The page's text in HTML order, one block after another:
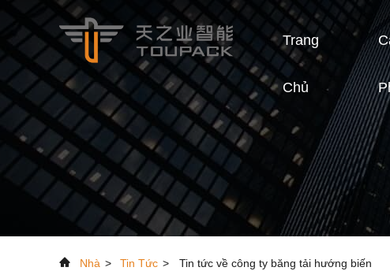
Trang
Chủ
Nhà > Tin Tức > Tin tức về công ty băng tải hướng biến